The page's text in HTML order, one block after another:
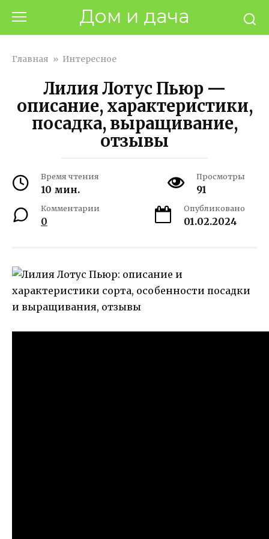
контенту
Дом и дача
Главная » Интересное
Лилия Лотус Пьюр —
описание, характеристики,
посадка, выращивание,
отзывы
Время чтения
10 мин.
Просмотры
91
Комментарии
0
Опубликовано
01.02.2024